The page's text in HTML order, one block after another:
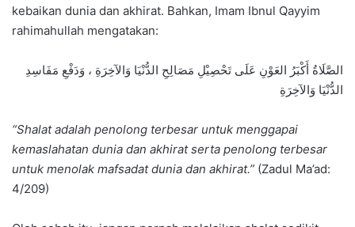
kebaikan dunia dan akhirat. Bahkan, Imam Ibnul Qayyim
rahimahullah mengatakan:
الصَّلَاةُ أَكْبَرُ العَوْنِ عَلَى تَحْصِيْلِ مَصَالِحِ الدُّنْيَا وَالآخِرَةِ ، وَدَفْعِ مَفَاسِدِ
الدُّنْيَا وَالآخِرَةِ
“Shalat adalah penolong terbesar untuk menggapai
kemaslahatan dunia dan akhirat serta penolong terbesar
untuk menolak mafsadat dunia dan akhirat.” (Zadul Ma’ad:
4/209)